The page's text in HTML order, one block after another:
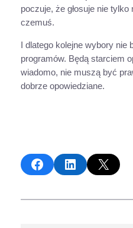
poczuje, że głosuje nie
czemuś.
I dlatego kolejne wybory nie
programów. Będą starciem
wiadomo, nie muszą być
dobrze opowiedziane.
Share on Facebook
Share on LinkedIn
Share on X